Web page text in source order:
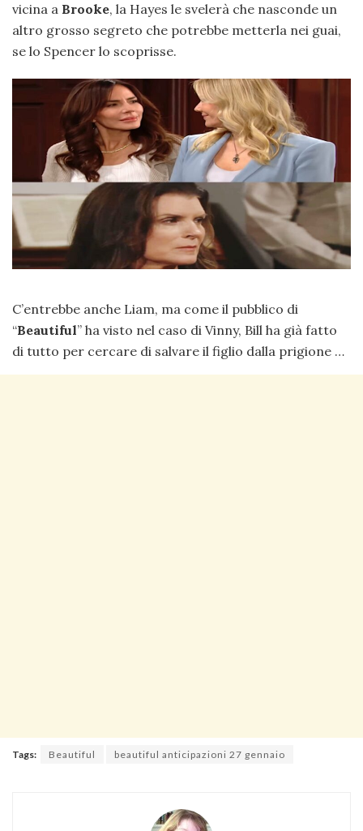
vicina a Brooke, la Hayes le svelerà che nasconde un
altro grosso segreto che potrebbe metterla nei guai,
se lo Spencer lo scoprisse.
C’entrebbe anche Liam, ma come il pubblico di
“Beautiful” ha visto nel caso di Vinny, Bill ha già fatto
di tutto per cercare di salvare il figlio dalla prigione …
Tags: Beautiful beautiful anticipazioni 27 gennaio